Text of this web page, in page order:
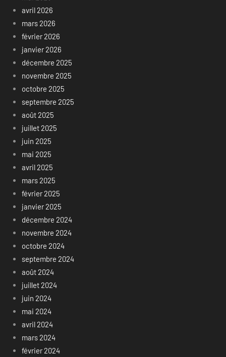
avril 2026
mars 2026
février 2026
janvier 2026
décembre 2025
novembre 2025
octobre 2025
septembre 2025
août 2025
juillet 2025
juin 2025
mai 2025
avril 2025
mars 2025
février 2025
janvier 2025
décembre 2024
novembre 2024
octobre 2024
septembre 2024
août 2024
juillet 2024
juin 2024
mai 2024
avril 2024
mars 2024
février 2024